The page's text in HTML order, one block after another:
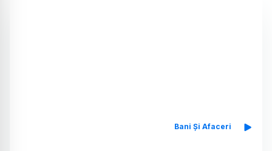
Bani Și Afaceri